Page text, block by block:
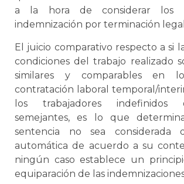
a la hora de considerar los
indemnización por terminación
El juicio comparativo respecto a si
condiciones del trabajo realizado
similares y comparables en
contratación laboral temporal/
los trabajadores indefinidos
semejantes, es lo que
sentencia no sea considerada
automática de acuerdo a su
ningún caso establece un
equiparación de las